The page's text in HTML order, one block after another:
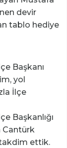
devir
tablo hediye
Başkanı
yol
İlçe
Başkanlığı
Cantürk
ettik.